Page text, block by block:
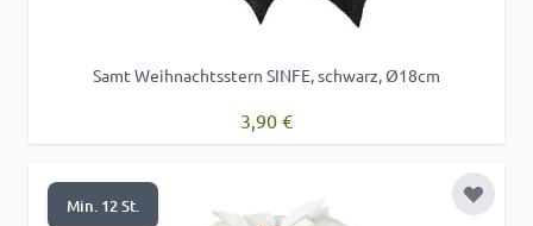
Samt Weihnachtsstern SINFE, schwarz, Ø18cm
3,90 €
Min. 12 St. Zur